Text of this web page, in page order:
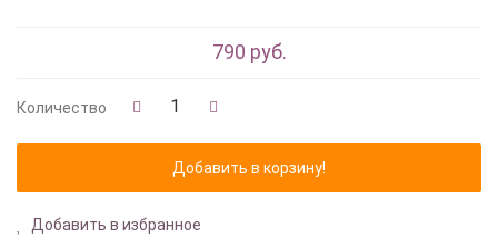
790 руб.
Количество
Добавить в избранное